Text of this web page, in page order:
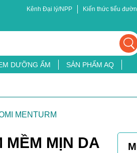
Kênh Đại lý/NPP Kiến thức tiểu
DƯỠNG ẨM
SẢN PHẨM AQ
MENTURM
MỀM MỊN DA